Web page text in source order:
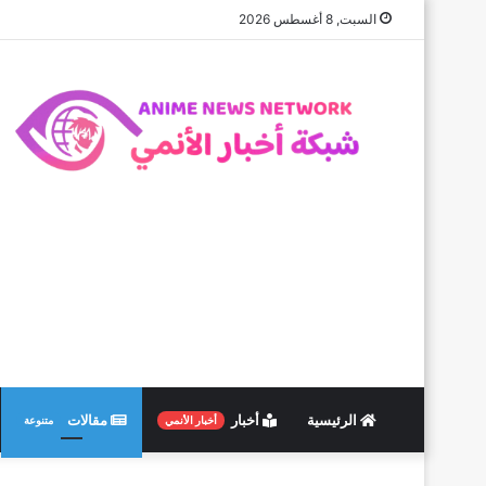
السبت, 8 أغسطس 2026
الرئيسية أخبار أخبار الأنمي مقالات متنوعة